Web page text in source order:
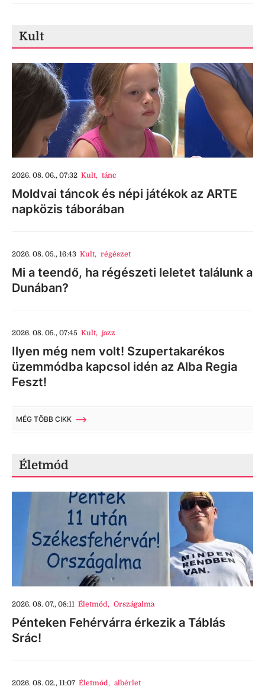
Kult
2026. 08. 06., 07:32 Kult, tánc
Moldvai táncok és népi játékok az ARTE
napközis táborában
2026. 08. 05., 16:43 Kult, régészet
Mi a teendő, ha régészeti leletet találunk a
Dunában?
2026. 08. 05., 07:45 Kult, jazz
Ilyen még nem volt! Szupertakarékos
üzemmódba kapcsol idén az Alba Regia
Feszt!
MÉG TÖBB CIKK
Életmód
2026. 08. 07., 08:11 Életmód, Országalma
Pénteken Fehérvárra érkezik a Táblás
Srác!
2026. 08. 02., 11:07 Életmód, albérlet